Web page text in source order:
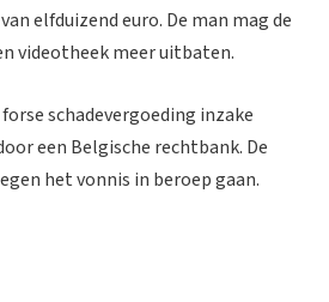
elfduizend euro. De man mag de
videotheek meer uitbaten.
schadevergoeding inzake
een Belgische rechtbank. De
het vonnis in beroep gaan.